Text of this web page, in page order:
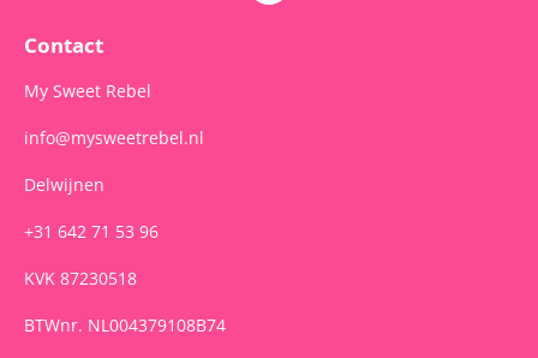
k
r
a
m
Contact
My Sweet Rebel
info@mysweetrebel.nl
Delwijnen
+31 642 71 53 96
KVK 87230518
BTWnr. NL004379108B74